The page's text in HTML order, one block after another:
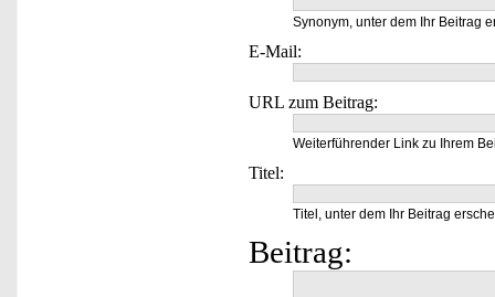
Synonym, unter dem Ihr Beitrag
E-Mail:
URL zum Beitrag:
Weiterführender Link zu Ihrem
Titel:
Titel, unter dem Ihr Beitrag
Beitrag: